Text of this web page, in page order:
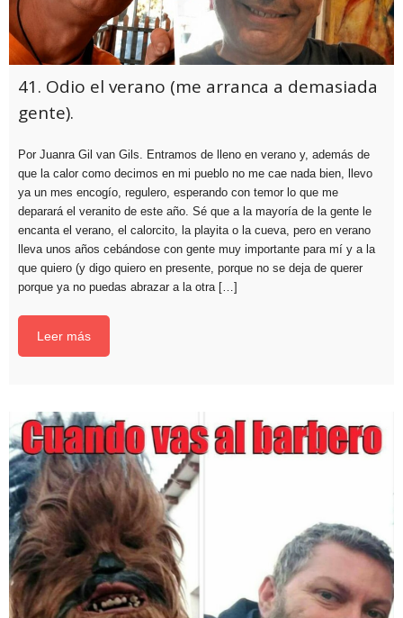
41. Odio el verano (me arranca a demasiada
gente).
Por Juanra Gil van Gils. Entramos de lleno en verano y, además de
que la calor como decimos en mi pueblo no me cae nada bien, llevo
ya un mes encogío, regulero, esperando con temor lo que me
deparará el veranito de este año. Sé que a la mayoría de la gente le
encanta el verano, el calorcito, la playita o la cueva, pero en verano
lleva unos años cebándose con gente muy importante para mí y a la
que quiero (y digo quiero en presente, porque no se deja de querer
porque ya no puedas abrazar a la otra […]
Leer más